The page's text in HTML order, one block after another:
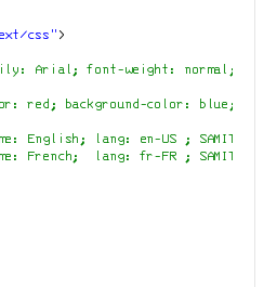
css" >
Arial; font-weight: normal;
red; background-color: blue;
English; lang: en-US ; SAMIType:
French;  lang: fr-FR ; SAMIType: